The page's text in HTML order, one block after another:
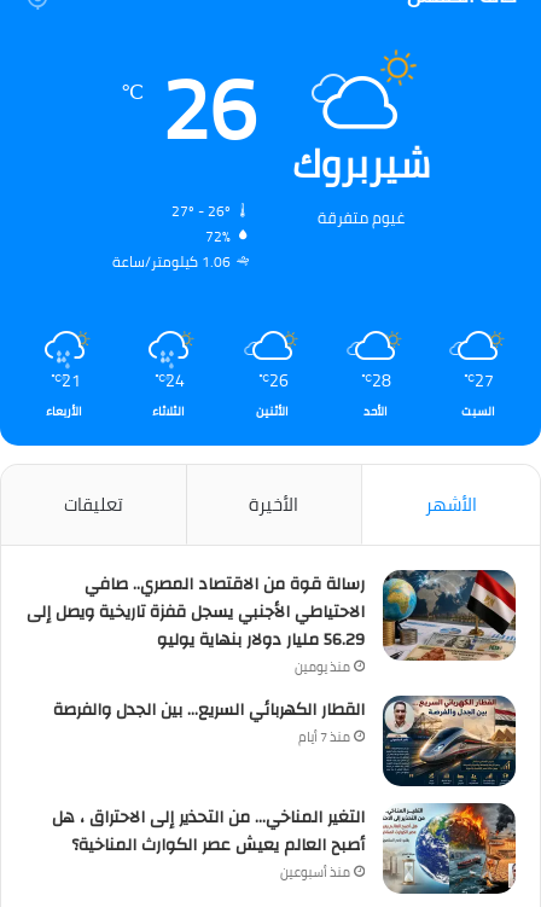
شيربروك
غيوم متفرقة
26
℃
72%
1.06 كيلومتر/ساعة
27
℃
السبت
28
℃
الأحد
26
℃
الأثنين
24
℃
الثلاثاء
21
℃
الأربعاء
الأشهر الأخيرة تعليقات
رسالة قوة من الاقتصاد المصري.. صافي
الاحتياطي الأجنبي يسجل قفزة تاريخية ويصل إلى
56.29 مليار دولار بنهاية يوليو
منذ يومين
القطار الكهربائي السريع… بين الجدل والفرصة
منذ 7 أيام
التغير المناخي… من التحذير إلى الاحتراق ، هل
أصبح العالم يعيش عصر الكوارث المناخية؟
منذ أسبوعين